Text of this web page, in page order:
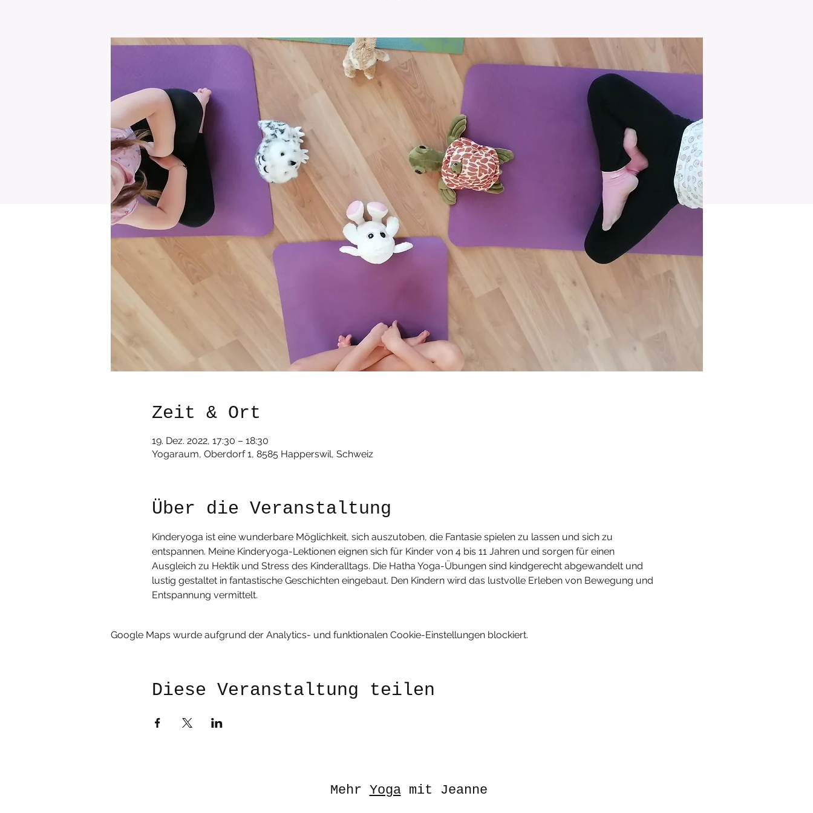
Zeit & Ort
19. Dez. 2022, 17:30 – 18:30
Yogaraum, Oberdorf 1, 8585 Happerswil, Schweiz
Über die Veranstaltung
Kinderyoga ist eine wunderbare Möglichkeit, sich auszutoben, die Fantasie spielen zu lassen und sich zu
entspannen. Meine Kinderyoga-Lektionen eignen sich für Kinder von 4 bis 11 Jahren und sorgen für einen
Ausgleich zu Hektik und Stress des Kinderalltags. Die Hatha Yoga-Übungen sind kindgerecht abgewandelt und
lustig gestaltet in fantastische Geschichten eingebaut. Den Kindern wird das lustvolle Erleben von Bewegung und
Entspannung vermittelt.
Google Maps wurde aufgrund der Analytics- und funktionalen Cookie-Einstellungen blockiert.
Diese Veranstaltung teilen
Mehr Yogamit Jeanne